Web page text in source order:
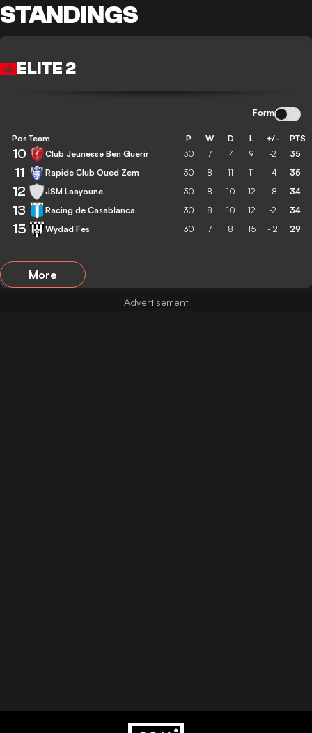
STANDINGS
ELITE 2
Form
Pos Team P W D L +/- PTS
10 Club Jeunesse Ben Guerir 30 7 14 9 -2 35
11 Rapide Club Oued Zem 30 8 11 11 -4 35
12 JSM Laayoune 30 8 10 12 -8 34
13 Racing de Casablanca 30 8 10 12 -2 34
15 Wydad Fes 30 7 8 15 -12 29
More